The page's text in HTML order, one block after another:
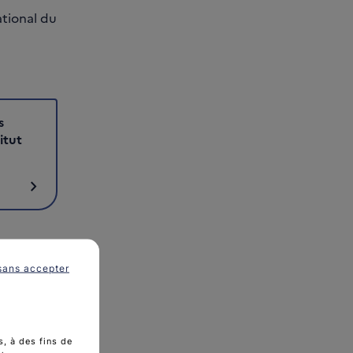
du
chevron_right
à des fins de
accepter